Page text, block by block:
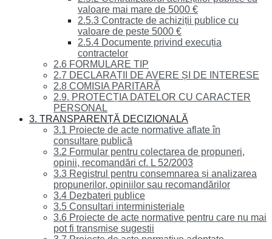
valoare mai mare de 5000 €
2.5.3 Contracte de achiziții publice cu
valoare de peste 5000 €
2.5.4 Documente privind execuția
contractelor
2.6 FORMULARE TIP
2.7 DECLARAȚII DE AVERE ȘI DE INTERESE
2.8 COMISIA PARITARĂ
2.9. PROTECȚIA DATELOR CU CARACTER
PERSONAL
3. TRANSPARENȚĂ DECIZIONALĂ
3.1 Proiecte de acte normative aflate în
consultare publică
3.2 Formular pentru colectarea de propuneri,
opinii, recomandări cf. L 52/2003
3.3 Registrul pentru consemnarea și analizarea
propunerilor, opiniilor sau recomandărilor
3.4 Dezbateri publice
3.5 Consultari interministeriale
3.6 Proiecte de acte normative pentru care nu mai
pot fi transmise sugestii